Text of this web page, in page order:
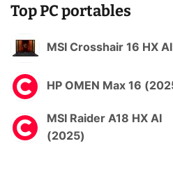
Top PC portables
MSI Crosshair 16 HX AI
HP OMEN Max 16
MSI Raider A18 HX AI
(2025)